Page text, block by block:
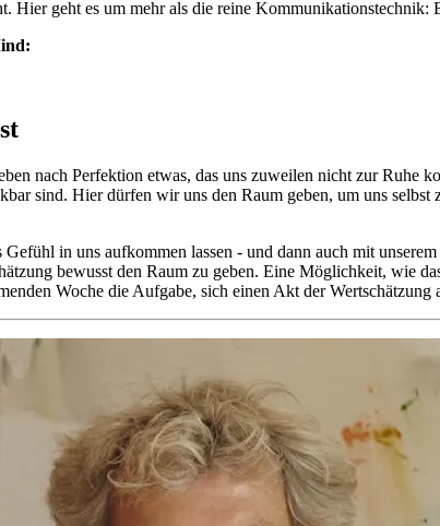
Hier geht es um mehr als die reine
nach Perfektion etwas, das uns zuweilen nicht zur
sind. Hier dürfen wir uns den Raum geben, um uns
in uns aufkommen lassen - und dann auch mit
bewusst den Raum zu geben. Eine Möglichkeit, wie
Woche die Aufgabe, sich einen Akt der